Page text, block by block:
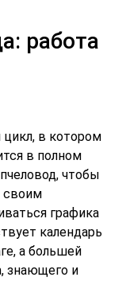
работа
в котором
в полном
чтобы
своим
графика
календарь
а большей
знающего и